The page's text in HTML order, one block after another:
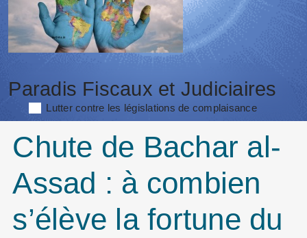
Paradis Fiscaux et Judiciaires
Lutter contre les législations de complaisance
Chute de Bachar al-
Assad : à combien
s’élève la fortune du